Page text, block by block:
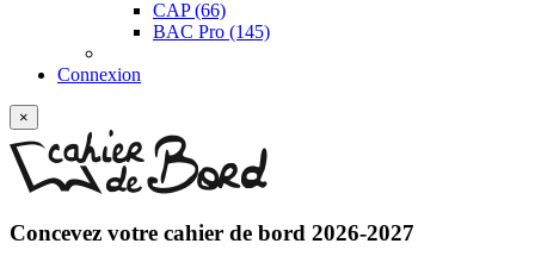
CAP(66)
BAC Pro (145)
Connexion
×
Concevez votre cahier de bord 2026-2027